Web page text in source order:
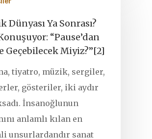
Dünyası Ya Sonrası?
“Pause’dan
Geçebilecek Miyiz?”[2]
tiyatro, müzik, sergiler,
gösteriler, iki aydır
İnsanoğlunun
anlamlı kılan en
unsurlardandır sanat